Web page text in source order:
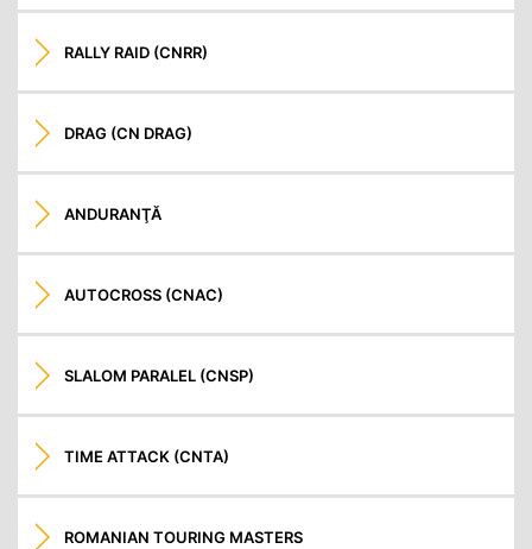
RALLY RAID (CNRR)
DRAG (CN DRAG)
ANDURANŢĂ
AUTOCROSS (CNAC)
SLALOM PARALEL (CNSP)
TIME ATTACK (CNTA)
ROMANIAN TOURING MASTERS